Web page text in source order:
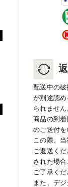
配送中の
が別途認
られません
商品の到
のご送付
この際、
ご返送く
された場
ご了承く
また、デ